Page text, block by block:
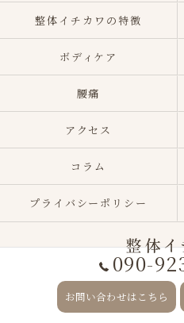
090-
お問い合わせはこちら
整体イチカワの特徴
ボディケア
腰痛
アクセス
コラム
プライバシーポリシー
© 2026 北海道札幌市の整体なら整体